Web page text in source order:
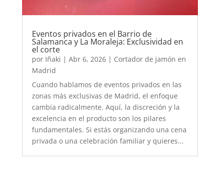
Eventos privados en el Barrio de
Salamanca y La Moraleja: Exclusividad en
el corte
por Iñaki | Abr 6, 2026| Cortador de jamón en
Madrid
Cuando hablamos de eventos privados en las
zonas más exclusivas de Madrid, el enfoque
cambia radicalmente. Aquí, la discreción y la
excelencia en el producto son los pilares
fundamentales. Si estás organizando una cena
privada o una celebración familiar y quieres...